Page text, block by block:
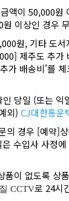
액이 50,000원
이상인 경우
원, 기타 도
제주도 추가
가 배송비'를
당일 (또는 익
외)CJ대한통운
의 경우 [예약]
수입사 사정
품이 없도록 상
CCTV로 24시